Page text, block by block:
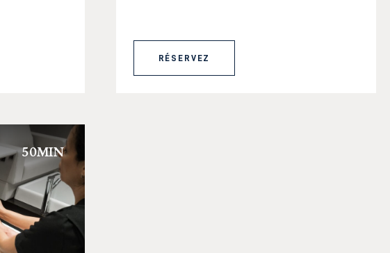
RÉSERVEZ
50MIN